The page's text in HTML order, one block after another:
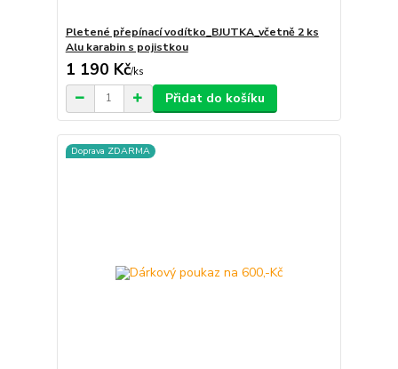
Pletené přepínací vodítko_BJUTKA_včetně 2 ks
Alu karabin s pojistkou
1 190 Kč/ks
Přidat do košíku
Doprava ZDARMA